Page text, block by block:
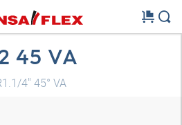
45 VA
4" 45° VA